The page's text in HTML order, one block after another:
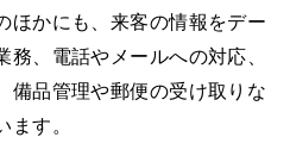
ほかにも、来客の情報をデー
務、電話やメールへの対応、
備品管理や郵便の受け取りな
ます。